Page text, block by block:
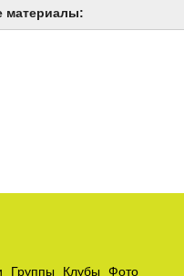
материалы:
Группы Клубы
Фото